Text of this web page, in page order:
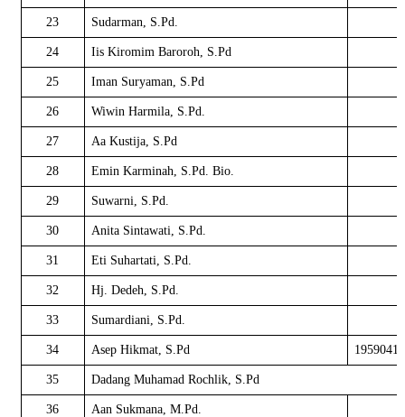
23 Sudarman, S.Pd.
24 Iis Kiromim Baroroh, S.Pd
25 Iman Suryaman, S.Pd
26 Wiwin Harmila, S.Pd.
27 Aa Kustija, S.Pd
28 Emin Karminah, S.Pd. Bio.
29 Suwarni, S.Pd.
30 Anita Sintawati, S.Pd.
31 Eti Suhartati, S.Pd.
32 Hj. Dedeh, S.Pd.
33 Sumardiani, S.Pd.
34 Asep Hikmat, S.Pd
35 Dadang Muhamad Rochlik, S.Pd
36 Aan Sukmana, M.Pd.